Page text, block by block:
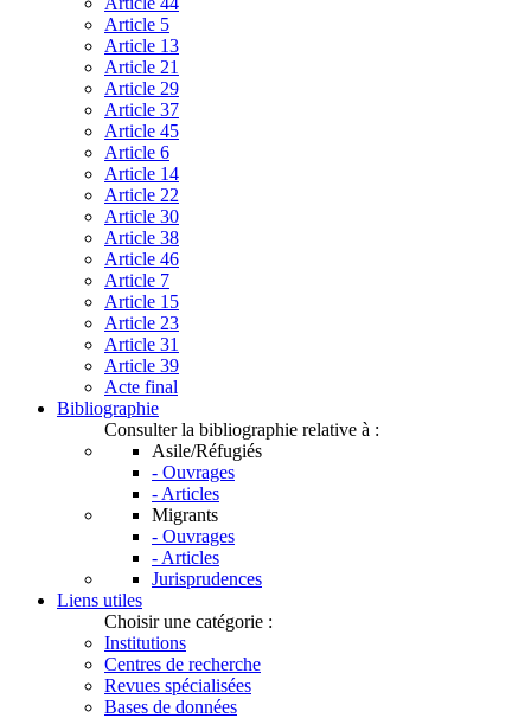
Article 5
Article 13
Article 21
Article 29
Article 37
Article 45
Article 6
Article 14
Article 22
Article 30
Article 38
Article 46
Article 7
Article 15
Article 23
Article 31
Article 39
Acte final
Bibliographie
Consulter la bibliographie relative à :
Asile/Réfugiés
- Ouvrages
- Articles
Migrants
- Ouvrages
- Articles
Jurisprudences
Liens utiles
Choisir une catégorie :
Institutions
Centres de recherche
Revues spécialisées
Bases de données